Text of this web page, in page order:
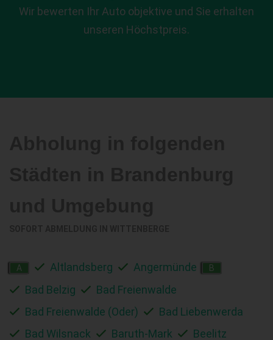
Wir bewerten Ihr Auto objektive und Sie erhalten
unseren Höchstpreis.
A Altlandsberg Angermünde B
Bad Belzig
Bad Freienwalde
Bad Freienwalde (Oder)
Bad Liebenwerda
Bad Wilsnack
Baruth-Mark
Beelitz